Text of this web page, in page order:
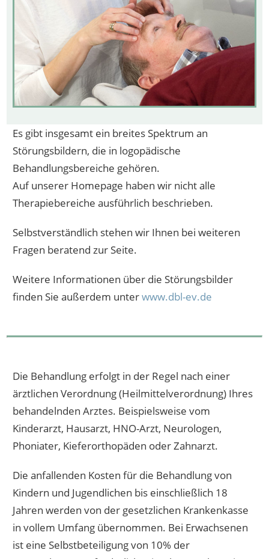
Es gibt insgesamt ein breites Spektrum an
Störungsbildern, die in logopädische
Behandlungsbereiche gehören.
Auf unserer Homepage haben wir nicht alle
Therapiebereiche ausführlich beschrieben.
Selbstverständlich stehen wir Ihnen bei weiteren
Fragen beratend zur Seite.
Weitere Informationen über die Störungsbilder
finden Sie außerdem unterwww.dbl-ev.de
Die Behandlung erfolgt in der Regel nach einer
ärztlichen Verordnung (Heilmittelverordnung) Ihres
behandelnden Arztes. Beispielsweise vom
Kinderarzt, Hausarzt, HNO-Arzt, Neurologen,
Phoniater, Kieferorthopäden oder Zahnarzt.
Die anfallenden Kosten für die Behandlung von
Kindern und Jugendlichen bis einschließlich 18
Jahren werden von der gesetzlichen Krankenkasse
in vollem Umfang übernommen. Bei Erwachsenen
ist eine Selbstbeteiligung von 10% der